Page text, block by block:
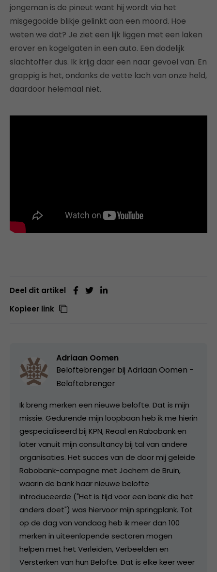
jongeman is de pineut want hij wordt via het
misgegooide blikje gelinkt aan een moord. Hoe
weten we dat? Je ziet een lijk liggen met een laken
erover en kogelgaten in een auto. Een dodelijk
slachtoffer dus. Ik krijg daar een naar gevoel van. En
grappig is het, ondanks de vette lach van onze held,
daardoor helemaal niet.
Deel dit artikel
Kopieer link
Adriaan Oomen
Beloftebrenger bij Adriaan Oomen -
Beloftebrenger
Ik breng merken een nieuwe belofte. Dat is mijn
missie. Gedurende mijn loopbaan heb ik me hierin
gespecialiseerd bij KPN, Reaal en Rabobank en
later vanuit mijn consultancy bij tal van andere
organisaties. Het succes van de door mij geleide
Rabobank-campagne met Jochem de Bruin,
waarin de bank haar nieuwe belofte
introduceerde ("Het is tijd voor een bank die het
anders doet") was hiervoor mijn springplank. Tot
op de dag van vandaag heb ik meer dan 100
merken in uiteenlopende sectoren mogen
helpen met het Verleiden, Verbeelden en
Versterken van hun Belofte. Dat is elke keer weer